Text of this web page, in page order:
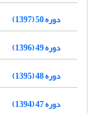
دوره 50 (1397)
دوره 49 (1396)
دوره 48 (1395)
دوره 47 (1394)